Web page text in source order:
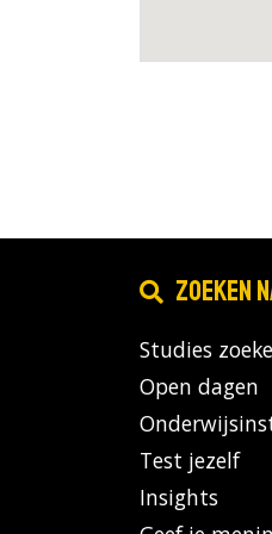
Zoeken
Studies
Open dagen
Test jezelf
Insights